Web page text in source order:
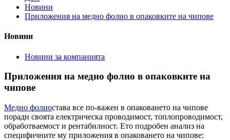
Новини
Приложения на медно фолио в опаковките на чипове
Новини
Новини за компанията
Приложения на медно фолио в опаковките на
чипове
Медно фолиостава все по-важен в опаковането на чипове
поради своята електрическа проводимост, топлопроводимост,
обработваемост и рентабилност. Ето подробен анализ на
специфичните му приложения в опаковането на чипове: